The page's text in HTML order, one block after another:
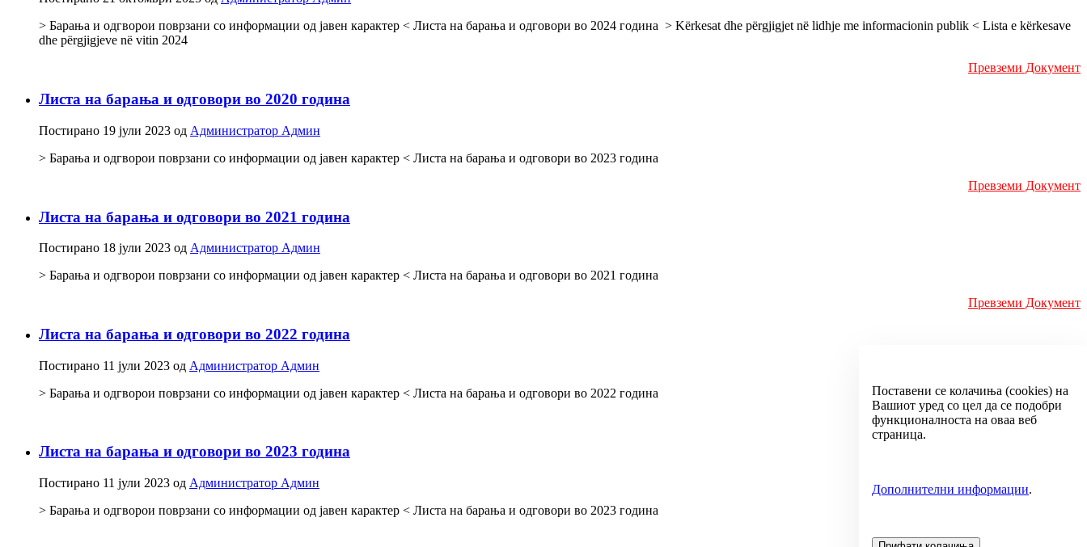
> Барања и одгворои поврзани со информации од јавен карактер < Листа на барања и одговори во 2024 година > Kërkesat dhe përgjigjet në lidhje me informacionin publik < Lista e kërkesave
dhe përgjigjeve në vitin 2024
Превземи Документ
Листа на барања и одговори во 2020 година
Постирано 19 јули 2023 од Администратор Админ
> Барања и одгворои поврзани со информации од јавен карактер < Листа на барања и одговори во 2023 година
Превземи Документ
Листа на барања и одговори во 2021 година
Постирано 18 јули 2023 од Администратор Админ
> Барања и одгворои поврзани со информации од јавен карактер < Листа на барања и одговори во 2021 година
Превземи Документ
Листа на барања и одговори во 2022 година
Постирано 11 јули 2023 од Администратор Админ
> Барања и одгворои поврзани со информации од јавен карактер < Листа на барања и одговори во 2022 година
Превземи Документ
Листа на барања и одговори во 2023 година
Постирано 11 јули 2023 од Администратор Админ
> Барања и одгворои поврзани со информации од јавен карактер < Листа на барања и одговори во 2023 година
Превземи Документ
Поставени се колачиња (cookies) на
Вашиот уред со цел да се подобри
функционалноста на оваа веб
страница.
Дополнителни информации.